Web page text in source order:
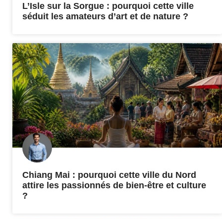
L’Isle sur la Sorgue : pourquoi cette ville
séduit les amateurs d’art et de nature ?
Chiang Mai : pourquoi cette ville du Nord
attire les passionnés de bien-être et culture
?